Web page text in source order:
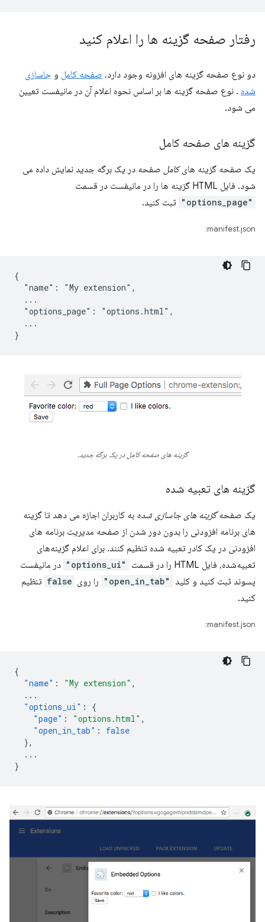
رفتار صفحه گزینه ها را اعلام کنید
دو نوع صفحه گزینه های افزونه وجود دارد، صفحه کامل و جاسازی
شده . نوع صفحه گزینه ها بر اساس نحوه اعلام آن در مانیفست تعیین
می شود.
گزینه های صفحه کامل
یک صفحه گزینه هایکامل صفحه در یک برگه جدید نمایش داده می
شود. فایل HTML گزینه ها را در مانیفست در قسمت
"options_page" ثبت کنید.
manifest.json:
{
  "name": "My extension",
  ...
  "options_page": "options.html",
  ...
گزینه های صفحه کامل در یک برگه جدید.
گزینه های تعبیه شده
یک صفحهگزینه های جاسازی شده به کاربران اجازه می دهد تا گزینه
های برنامه افزودنی را بدون دور شدن از صفحه مدیریت برنامه های
افزودنی در یک کادر تعبیه شده تنظیم کنند. برای اعلام گزینه‌های
تعبیه‌شده، فایل HTML را در قسمت
"options_ui"
در مانیفست
پسوند ثبت کنید و کلید
"open_in_tab" را روی false تنظیم
کنید.
manifest.json:
{
"name" : "My extension" ,
...
"options_ui" :
{
"page" : "options.html" ,
"open_in_tab" :
false
},
...
}